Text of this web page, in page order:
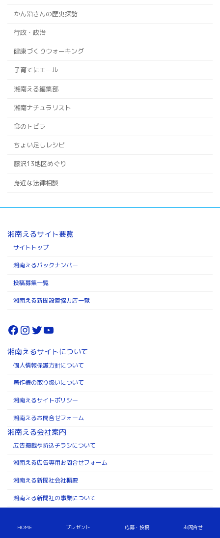
かん治さんの歴史探訪
行政・政治
健康づくりウォーキング
子育てにエール
湘南える編集部
湘南ナチュラリスト
食のトビラ
ちょい足しレシピ
藤沢13地区めぐり
身近な法律相談
湘南えるサイト要覧
サイトトップ
湘南えるバックナンバー
投稿募集一覧
湘南える新聞設置協力店一覧
Facebook
Instagram
Twitter
YouTube
湘南えるサイトについて
個人情報保護方針について
著作権の取り扱いについて
湘南えるサイトポリシー
湘南えるお問合せフォーム
湘南える会社案内
広告掲載や折込チラシについて
湘南える広告専用お問合せフォーム
湘南える新聞社会社概要
湘南える新聞社の事業について
HOME プレゼント 応募・投稿 お問合せ